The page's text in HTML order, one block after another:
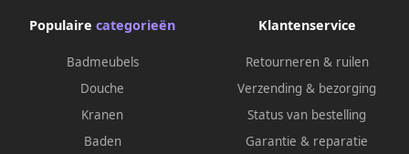
Populaire categorieën
Badmeubels
Douche
Kranen
Baden
Klantenservice
Retourneren & ruilen
Verzending & bezorging
Status van bestelling
Garantie & reparatie